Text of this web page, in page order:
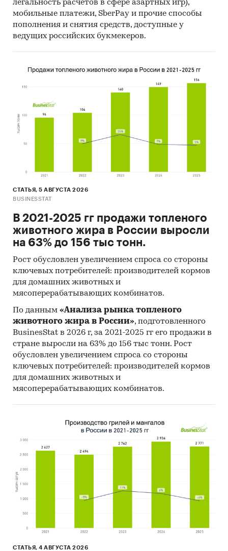
легальность расчетов в сфере азартных игр),
мобильные платежи, SberPay и прочие способы
пополнения и снятия средств, доступные у
ведущих российских букмекеров.
СТАТЬЯ, 5 АВГУСТА 2026
BUSINESSTAT
В 2021-2025 гг продажи топленого
животного жира в России выросли
на 63% до 156 тыс тонн.
Рост обусловлен увеличением спроса со стороны
ключевых потребителей: производителей кормов
для домашних животных и
мясоперерабатывающих комбинатов.
По данным «Анализа рынка топленого
животного жира в России», подготовленного
BusinesStat в 2026 г, за 2021-2025 гг его продажи в
стране выросли на 63% до 156 тыс тонн. Рост
обусловлен увеличением спроса со стороны
ключевых потребителей: производителей кормов
для домашних животных и
мясоперерабатывающих комбинатов.
СТАТЬЯ, 4 АВГУСТА 2026